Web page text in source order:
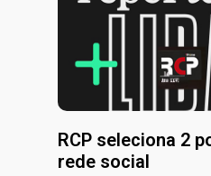
RCP seleciona 2
rede social